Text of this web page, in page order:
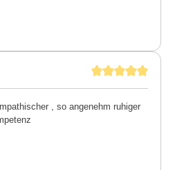
, so angenehm ruhiger